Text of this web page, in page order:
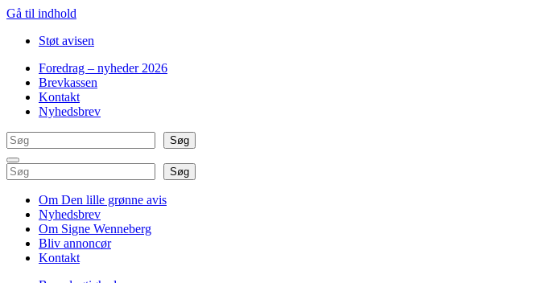
Gå til indhold
Støt avisen
Foredrag – nyheder 2026
Brevkassen
Kontakt
Nyhedsbrev
Søg
Søg
Søg Søg
Om Den lille grønne avis
Nyhedsbrev
Om Signe Wenneberg
Bliv annoncør
Kontakt